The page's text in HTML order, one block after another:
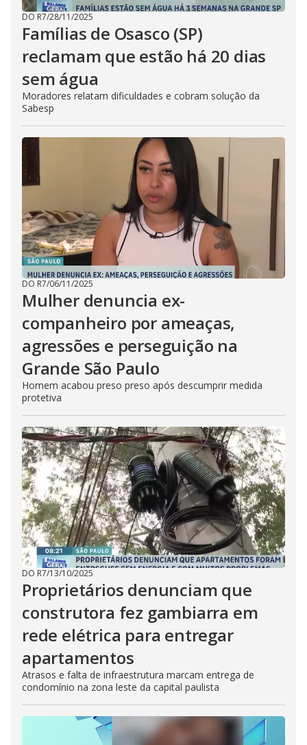
DO R7/28/11/2025
Famílias de Osasco (SP)
reclamam que estão há 20 dias
sem água
Moradores relatam dificuldades e cobram solução da
Sabesp
DO R7/06/11/2025
Mulher denuncia ex-
companheiro por ameaças,
agressões e perseguição na
Grande São Paulo
Homem acabou preso preso após descumprir medida
protetiva
DO R7/13/10/2025
Proprietários denunciam que
construtora fez gambiarra em
rede elétrica para entregar
apartamentos
Atrasos e falta de infraestrutura marcam entrega de
condomínio na zona leste da capital paulista